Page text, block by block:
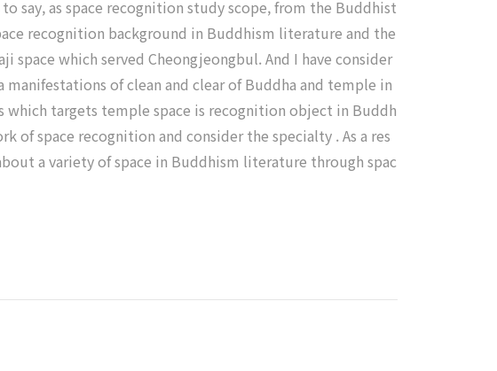
say, as space recognition study scope, from the Buddhist
recognition background in Buddhism literature and the
which served Cheongjeongbul. And I have consider
of clean and clear of Buddha and temple in
which targets temple space is recognition object in Buddh
space recognition and consider the specialty . As a res
a variety of space in Buddhism literature through spac